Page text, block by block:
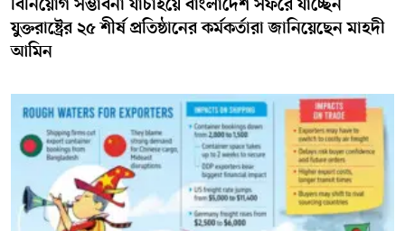
বিনিয়োগ সম্ভাবনা যাচাইয়ে বাংলাদেশ সফরে যাচ্ছেন
যুক্তরাষ্ট্রের ২৫ শীর্ষ প্রতিষ্ঠানের কর্মকর্তারা জানিয়েছেন মাহদী
আমিন